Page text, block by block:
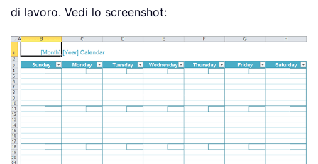
di lavoro. Vedi lo screenshot: